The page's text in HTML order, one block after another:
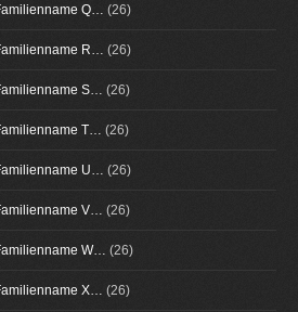
Q… (26)
R… (26)
S… (26)
T… (26)
U… (26)
V… (26)
W… (26)
X… (26)